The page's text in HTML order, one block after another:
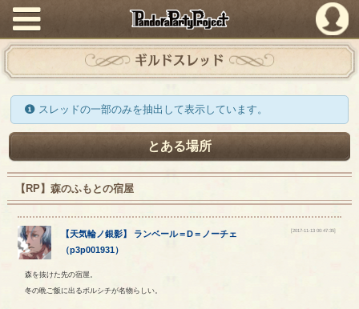
PandoraPartyProject
ギルドスレッド
スレッドの一部のみを抽出して表示しています。
とある場所
【RP】森のふもとの宿屋
【天気輪ノ銀影】 ランベール＝D＝ ノーチェ
（p3p001931）
[2017-11-13 00:47:35]
森を抜けた先の宿屋。
冬の晩ご飯に出るボルシチが名物らしい。